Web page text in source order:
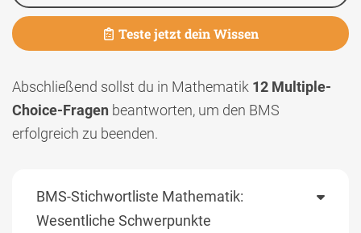
Teste jetzt dein Wissen
Abschließend sollst du in Mathematik 12 Multiple-
Choice-Fragen beantworten, um den BMS
erfolgreich zu beenden.
BMS-Stichwortliste Mathematik:
Wesentliche Schwerpunkte